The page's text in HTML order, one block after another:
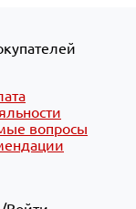
вопросы